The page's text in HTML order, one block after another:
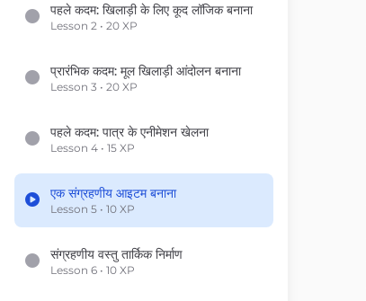
पहले कदम: खिलाड़ी के लिए कूद लॉजिक बनाना
Lesson 2 • 20 XP
प्रारंभिक कदम: मूल खिलाड़ी आंदोलन बनाना
Lesson 3 • 20 XP
पहले कदम: पात्र के एनीमेशन खेलना
Lesson 4 • 15 XP
एक संग्रहणीय आइटम बनाना
Lesson 5 • 10 XP
संग्रहणीय वस्तु तार्किक निर्माण
Lesson 6 • 10 XP